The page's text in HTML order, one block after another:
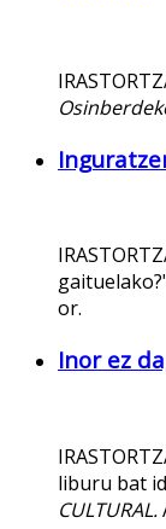
or.
Inor ez
liburu bat
CULTURAL.